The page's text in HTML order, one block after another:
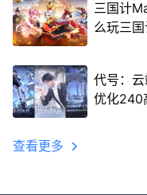
三国计
么玩三
代号：
优化240
查看更多